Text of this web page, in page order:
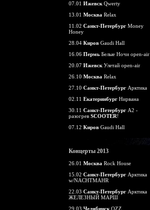
07.01 Ижевск Qwerty
13.01 Москва Relax
11.02 Санкт-Петербург Money
Honey
28.04 Киров Gaudi Hall
16.06 Пермь Белые Ночи open-air
20.07 Ижевск Улетай open-air
26.10 Москва Relax
27.10 Санкт-Петербург Арктика
02.11 Екатеринбург Нирвана
30.11 Санкт-Петербург А2 -
разогрев SCOOTER!
07.12 Киров Gaudi Hall
Концерты 2013
26.01 Москва Rock House
15.02 Санкт-Петербург Арктика
w/NACHTMAHR
22.03 Санкт-Петербург Арктика
ЖЕЛЕЗНЫЙ МАРШ
29.03 Челябинск OZZ